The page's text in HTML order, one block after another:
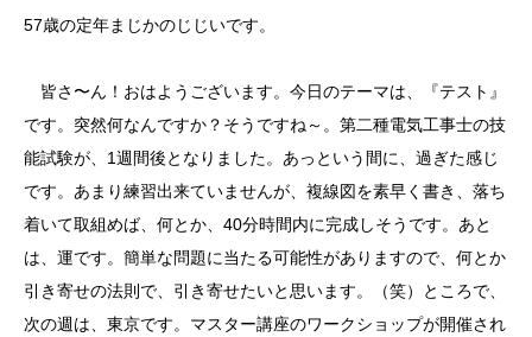
57歳の定年まじかのじじいです。
皆さ〜ん！おはようございます。今日のテーマは、『テスト』
です。突然何なんですか？そうですね～。第二種電気工事士の技
能試験が、1週間後となりました。あっという間に、過ぎた感じ
です。あまり練習出来ていませんが、複線図を素早く書き、落ち
着いて取組めば、何とか、40分時間内に完成しそうです。あと
は、運です。簡単な問題に当たる可能性がありますので、何とか
引き寄せの法則で、引き寄せたいと思います。（笑）ところで、
次の週は、東京です。マスター講座のワークショップが開催され